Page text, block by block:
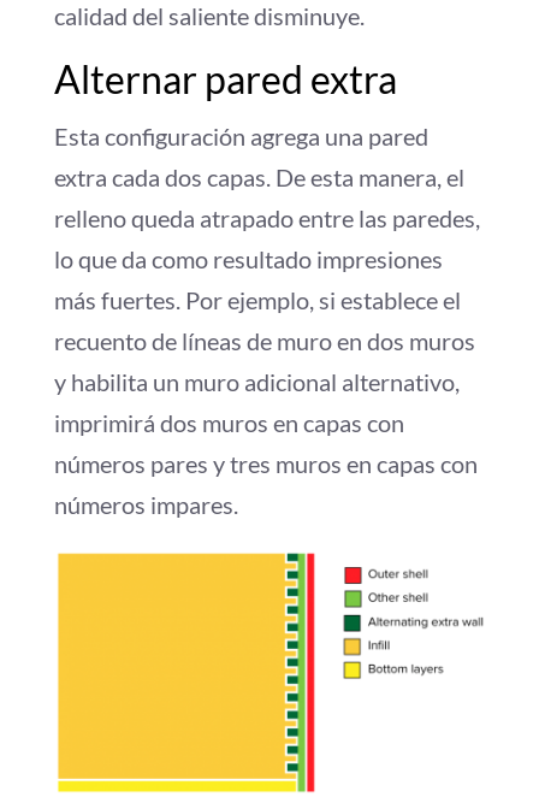
calidad del saliente disminuye.
Alternar pared extra
Esta configuración agrega una pared
extra cada dos capas. De esta manera, el
relleno queda atrapado entre las paredes,
lo que da como resultado impresiones
más fuertes. Por ejemplo, si establece el
recuento de líneas de muro en dos muros
y habilita un muro adicional alternativo,
imprimirá dos muros en capas con
números pares y tres muros en capas con
números impares.